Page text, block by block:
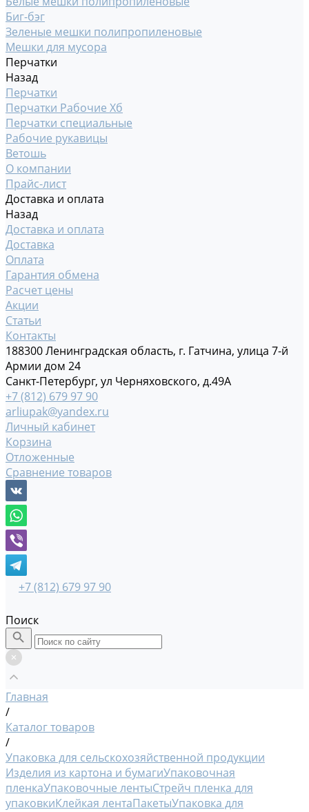
Биг-бэг
Зеленые мешки полипропиленовые
Мешки для мусора
Перчатки
Назад
Перчатки
Перчатки Рабочие Хб
Перчатки специальные
Рабочие рукавицы
Ветошь
О компании
Прайс-лист
Доставка и оплата
Назад
Доставка и оплата
Доставка
Оплата
Гарантия обмена
Расчет цены
Акции
Статьи
Контакты
188300 Ленинградская область, г. Гатчина, улица 7-й
Армии дом 24
Санкт-Петербург, ул Черняховского, д.49А
+7 (812) 679 97 90
arliupak@yandex.ru
Личный кабинет
Корзина
Отложенные
Сравнение товаров
+7 (812) 679 97 90
Поиск
Главная
/
Каталог товаров
/
Упаковка для сельскохозяйственной продукции
Изделия из картона и бумагиУпаковочная
пленкаУпаковочные лентыСтрейч пленка для
упаковкиКлейкая лентаПакетыУпаковка для